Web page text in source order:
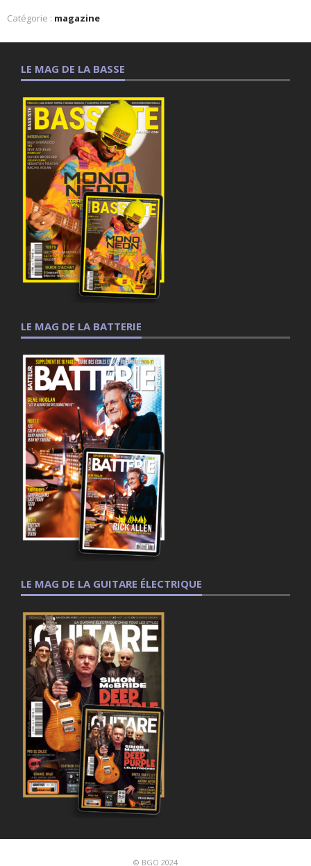
Catégorie : magazine
LE MAG DE LA BASSE
LE MAG DE LA BATTERIE
LE MAG DE LA GUITARE ÉLECTRIQUE
© BGO 2024